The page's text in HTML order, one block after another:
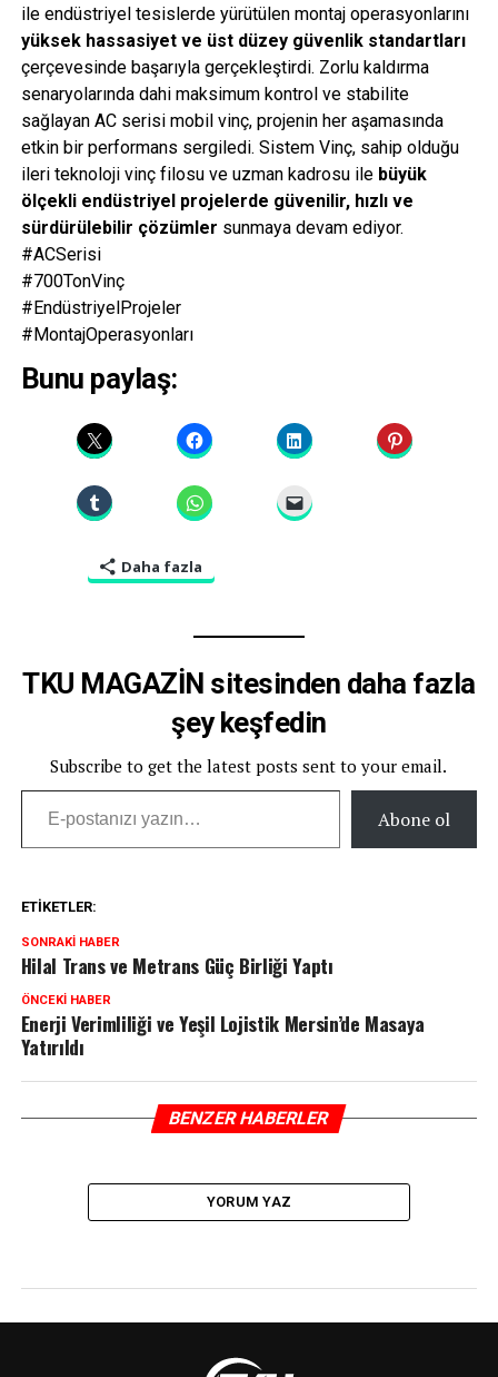
ile endüstriyel tesislerde yürütülen montaj operasyonlarını
yüksek hassasiyet ve üst düzey güvenlik standartları
çerçevesinde başarıyla gerçekleştirdi. Zorlu kaldırma
senaryolarında dahi maksimum kontrol ve stabilite
sağlayan AC serisi mobil vinç, projenin her aşamasında
etkin bir performans sergiledi. Sistem Vinç, sahip olduğu
ileri teknoloji vinç filosu ve uzman kadrosu ile büyük
ölçekli endüstriyel projelerde güvenilir, hızlı ve
sürdürülebilir çözümler sunmaya devam ediyor.
#ACSerisi
#700TonVinç
#EndüstriyelProjeler
#MontajOperasyonları
Bunu paylaş:
Daha fazla
TKU MAGAZİN sitesinden daha fazla
şey keşfedin
Subscribe to get the latest posts sent to your email.
E-postanızı yazın…
Abone ol
ETIKETLER:
SONRAKI HABER
Hilal Trans ve Metrans Güç Birliği Yaptı
ÖNCEKI HABER
Enerji Verimliliği ve Yeşil Lojistik Mersin’de Masaya
Yatırıldı
BENZER HABERLER
YORUM YAZ